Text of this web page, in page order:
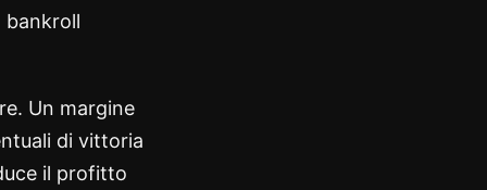
bankroll
Un margine
di vittoria
il profitto